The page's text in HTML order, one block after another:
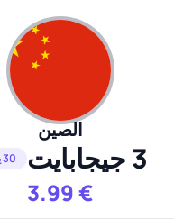
الصين
3 جيجابايت 30 يومًا
3.99€